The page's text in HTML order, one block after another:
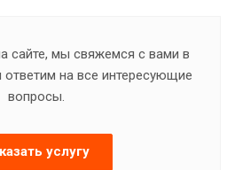
сайте, мы свяжемся с вами в
на все интересующие
вопросы.
услугу